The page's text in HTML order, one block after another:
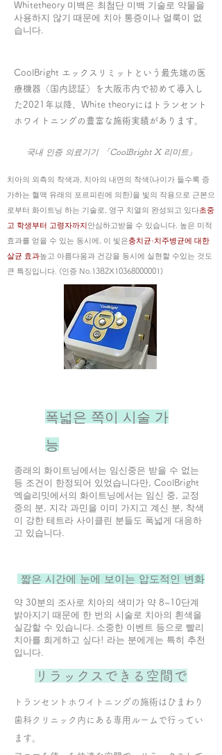
​Whitetheory 미백은 최첨단 미백 기술로 약물을
사용하지 않기 때문에 치아 통증이나 얼룩이 없
습니다.
CoolBright エックスリミットという最先端の医
療機器（国内認証）を大阪市内で初めて導入し
た2021年以降、White theoryにはトランセント
ホワイトニングの豊富な施術実績があります。
국내 인증 의료기기 「CoolBright X 리미트」
치아의 외측의 착색과, 치아의 내면의 착색(나이가 들수록 증
가하는 혈액 유래의 포르피린에 의한)을 빛의 작용으로 근본으
로부터 화이트닝 하는 기술로, 영구 치열의 완성되고 있다초중
고 학생부터 고령자까지안심하고받을 수 있습니다. 높은 미적
효과를 얻을 수 있는 동시에, 이 빛은충치균·치주병균에 대한
살균 효과높고 아름다움과 건강을 동시에 실현할 수있는 것도
큰 특징입니다. (인증 No.13B2X10368000001)
폭넓은 쪽이 시술 가
능
종래의 화이트닝에서는 임신중은 받을 수 없는
등 조건이 한정되어 있었습니다만, CoolBright
엑슬리밋에서의 화이트닝에서는 임신 중, 교정
중의 분, 지각 과민을 이미 가지고 계신 분, 착색
이 강한 테트라 사이클린 분들도 폭넓게 대응하
고 있습니다.
​ 짧은 시간에 눈에 보이는 압도적인 변화
약 30분의 조사로 치아의 색미가 약 8~10단계
밝아지기 때문에 한 번의 시술로 치아의 흰색을
실감할 수 있습니다. 소중한 이벤트 등으로 빨리
치아를 희게하고 싶다! 라는 분에게는 특히 추천
입니다.
リラックスできる空間で
トランセントホワイトニングの施術はひまわり
歯科クリニック内にある専用ルームで行ってい
ます。